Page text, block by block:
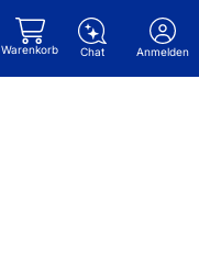
Warenkorb Chat Anmelden